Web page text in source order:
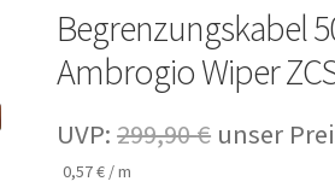
Begrenzungskabel
Ambrogio Wiper
UVP: 299,90€ unser
0,57€/m